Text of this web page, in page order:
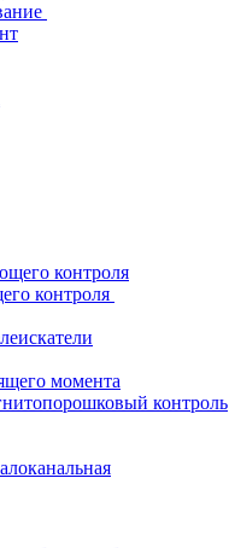
контроля
момента
контроль